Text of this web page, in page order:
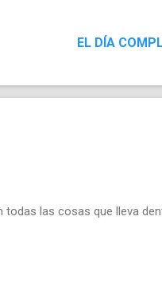
una foto con un iPhone,
360ppi, un archivo de 24mp
EL DÍA
las cosas que lleva